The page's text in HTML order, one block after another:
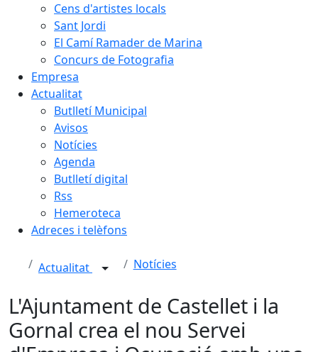
Cens d'artistes locals
Sant Jordi
El Camí Ramader de Marina
Concurs de Fotografia
Empresa
Actualitat
Butlletí Municipal
Avisos
Notícies
Agenda
Butlletí digital
Rss
Hemeroteca
Adreces i telèfons
Actualitat Notícies
L'Ajuntament de Castellet i la
Gornal crea el nou Servei